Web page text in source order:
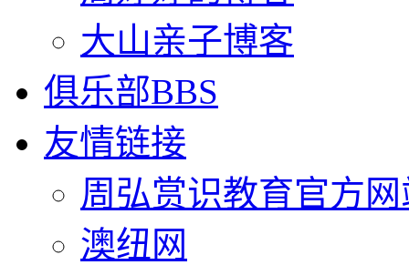
大山亲子博客
俱乐部BBS
友情链接
周弘赏识教育官方网
澳纽网